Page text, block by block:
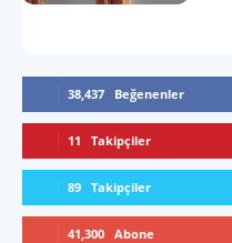
38,437 Beğenenler
11 Takipçiler
89 Takipçiler
41,300 Abone